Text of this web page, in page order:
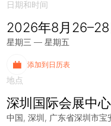
日期和时间
2026年8月26–28
星期三 — 星期五
添加到日历表
地点
深圳国际会展中
中国 深圳 广东省深圳市宝